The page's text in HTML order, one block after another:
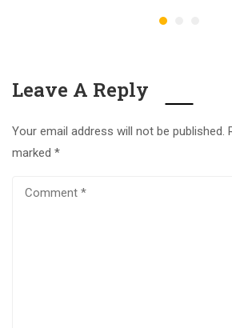
Leave A Reply
Your email address will not be published.
marked *